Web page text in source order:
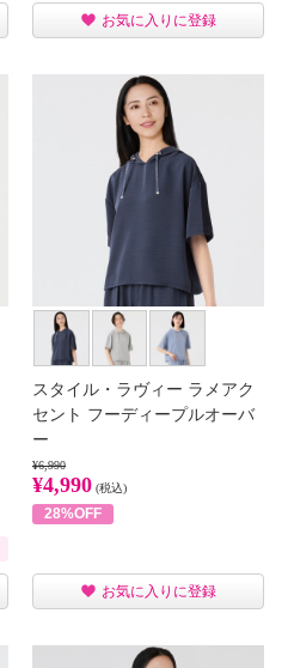
お気に入りに登録
スタイル・ラヴィー ラメアク
セント フーディープルオーバ
ー
¥6,990
¥4,990 (税込)
28%OFF
お気に入りに登録